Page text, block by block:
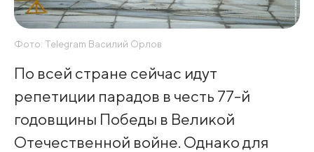
Фото: Telegram Василий Орлов
По всей стране сейчас идут
репетиции парадов в честь 77-й
годовщины Победы в Великой
Отечественной войне. Однако для